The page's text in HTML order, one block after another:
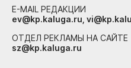
E-MAIL РЕДАКЦИИ
ev@kp.kaluga.ru,
ОТДЕЛ РЕКЛАМЫ НА САЙТЕ
sz@kp.kaluga.ru